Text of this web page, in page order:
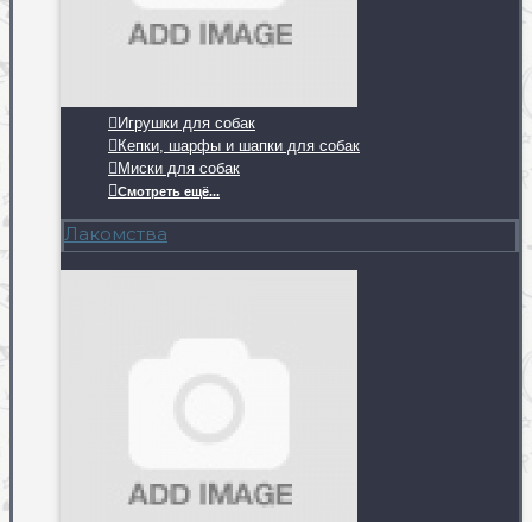
Игрушки для собак
Кепки, шарфы и шапки для собак
Миски для собак
Смотреть ещё...
Лакомства